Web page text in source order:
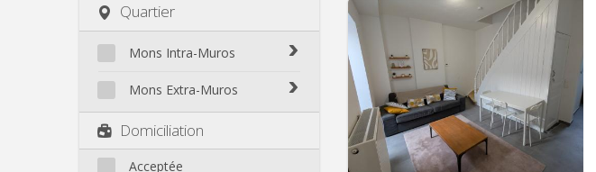
Quartier
Mons Intra-Muros
Mons Intra-Muros
Mons Extra-Muros
Domiciliation
Acceptée
Infos Pratiques
Loyer:430 €
Charges:60 €
Durée:12 mois
Domiciliation: Non